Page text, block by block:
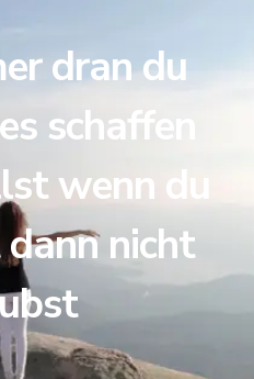
dran du
schaffen
wenn du
nicht